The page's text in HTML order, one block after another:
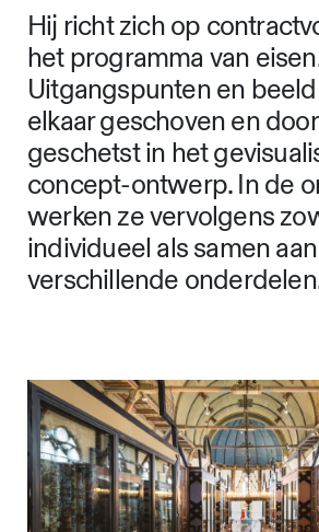
Hij richt zich op
het programma van
Uitgangspunten en
elkaar geschoven en
geschetst in het
concept-ontwerp. In de
werken ze vervolgens
individueel als samen
verschillende